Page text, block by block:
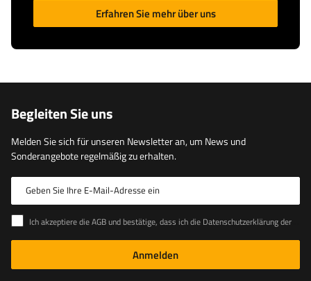
Erfahren Sie mehr über uns
Begleiten Sie uns
Melden Sie sich für unseren Newsletter an, um News und
Sonderangebote regelmäßig zu erhalten.
Geben Sie Ihre E-Mail-Adresse ein
Ich akzeptiere die AGB und bestätige, dass ich die Datenschutzerklärung der Website zur Kenntnis genommen habe
Anmelden